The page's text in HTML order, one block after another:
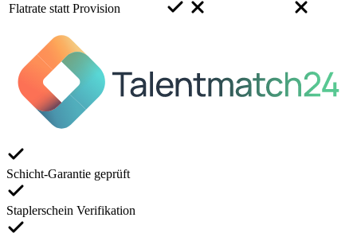
Flatrate statt Provision
Schicht-Garantie geprüft
Staplerschein Verifikation